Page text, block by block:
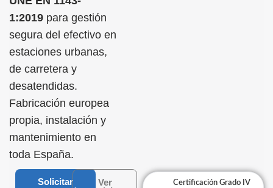
1:2019 para gestión
segura del efectivo en
estaciones urbanas,
de carretera y
desatendidas.
Fabricación europea
propia, instalación y
mantenimiento en
toda España.
Solicitar
Ver
Certificación Grado IV